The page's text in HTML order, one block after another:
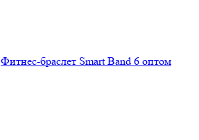
Фитнес-браслет Smart Band 6 оптом